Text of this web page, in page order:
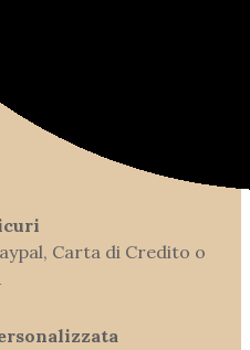
Carta di Credito o